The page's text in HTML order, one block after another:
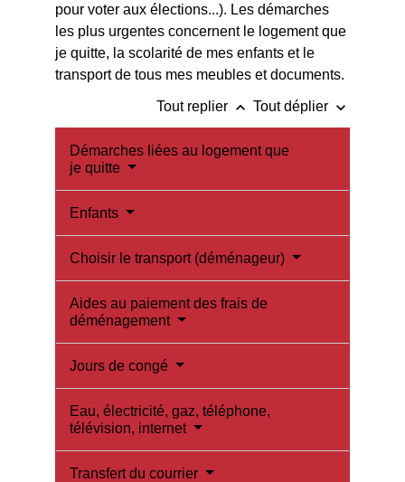
pour voter aux élections...). Les démarches
les plus urgentes concernent le logement que
je quitte, la scolarité de mes enfants et le
transport de tous mes meubles et documents.
Tout replier keyboard_arrow_up Tout déplier keyboard_arrow_down
Démarches liées au logement que
je quitte
Enfants
Choisir le transport (déménageur)
Aides au paiement des frais de
déménagement
Jours de congé
Eau, électricité, gaz, téléphone,
télévision, internet
Transfert du courrier